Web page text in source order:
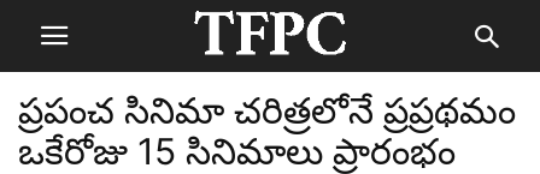
ప్రపంచ సినిమా చరిత్రలోనే ప్రప్రథమం
ఒకేరోజు 15 సినిమాలు ప్రారంభం